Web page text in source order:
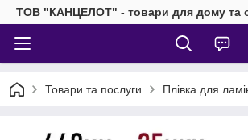
ТОВ "КАНЦЕЛОТ" - товари для дому та
Товари та послуги Плівка для